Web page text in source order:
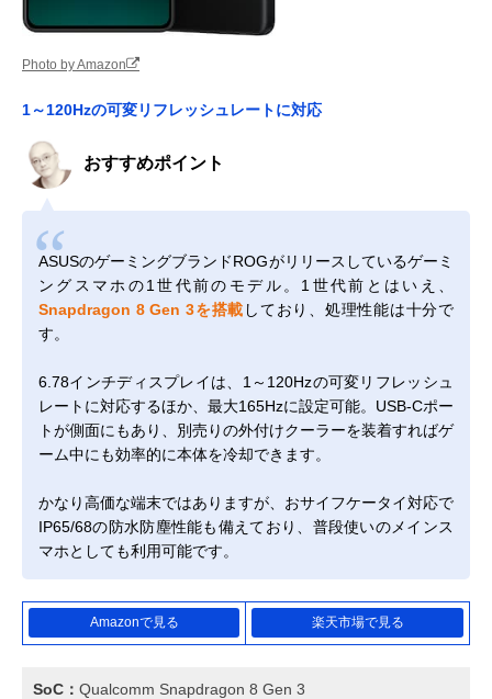
Photo by Amazon
1～120Hzの可変リフレッシュレートに対応
おすすめポイント
ASUSのゲーミングブランドROGがリリースしているゲーミ
ングスマホの1世代前のモデル。1世代前とはいえ、
Snapdragon 8 Gen 3を搭載 しており、処理性能は十分で
す。
6.78インチディスプレイは、1～120Hzの可変リフレッシュ
レートに対応するほか、最大165Hzに設定可能。USB-Cポー
トが側面にもあり、別売りの外付けクーラーを装着すればゲ
ーム中にも効率的に本体を冷却できます。
かなり高価な端末ではありますが、おサイフケータイ対応で
IP65/68の防水防塵性能も備えており、普段使いのメインス
マホとしても利用可能です。
Amazonで見る 楽天市場で見る
SoC： Qualcomm Snapdragon 8 Gen 3